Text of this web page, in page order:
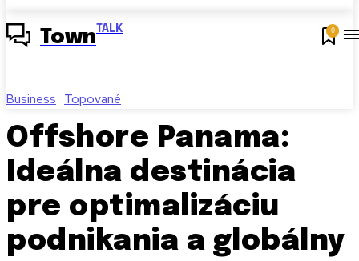
Town TALK 0
Business Topované
Offshore Panama:
Ideálna destinácia
pre optimalizáciu
podnikania a globálny